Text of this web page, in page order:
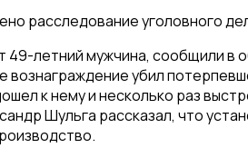
расследование уголовного
летний мужчина, сообщили в
убил
к нему и несколько раз
Шульга рассказал, что